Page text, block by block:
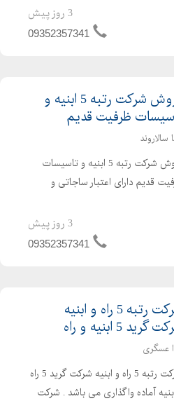
اعتبار ساجاتی و ساجاری فاقد
مالیاتی و بیمه ارزش افزوده مفاصا
3 روز پیش
09352357341
فروش شرکت رتبه 5 ابنیه و
ظرفیت قدیم
سالاروند
فروش شرکت رتبه 5 ابنیه و تاسیسات
قدیم دارای اعتبار ساجاتی و
نقل و انتقال سریع خوش قیمت
3 روز پیش
09352357341
شرکت رتبه 5 راه و ابنیه
گرید 5 ابنیه و راه
عسگری
شرکت رتبه 5 راه و ابنیه شرکت گرید 5 راه
آماده واگذاری می باشد . شرکت